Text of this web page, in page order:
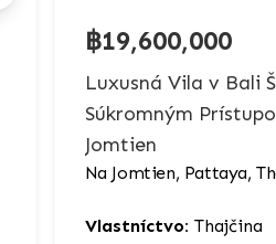
฿19,600,000
Luxusná Vila v Bali
Súkromným
Jomtien
Na Jomtien, Pattaya,
Vlastníctvo: Thajčina